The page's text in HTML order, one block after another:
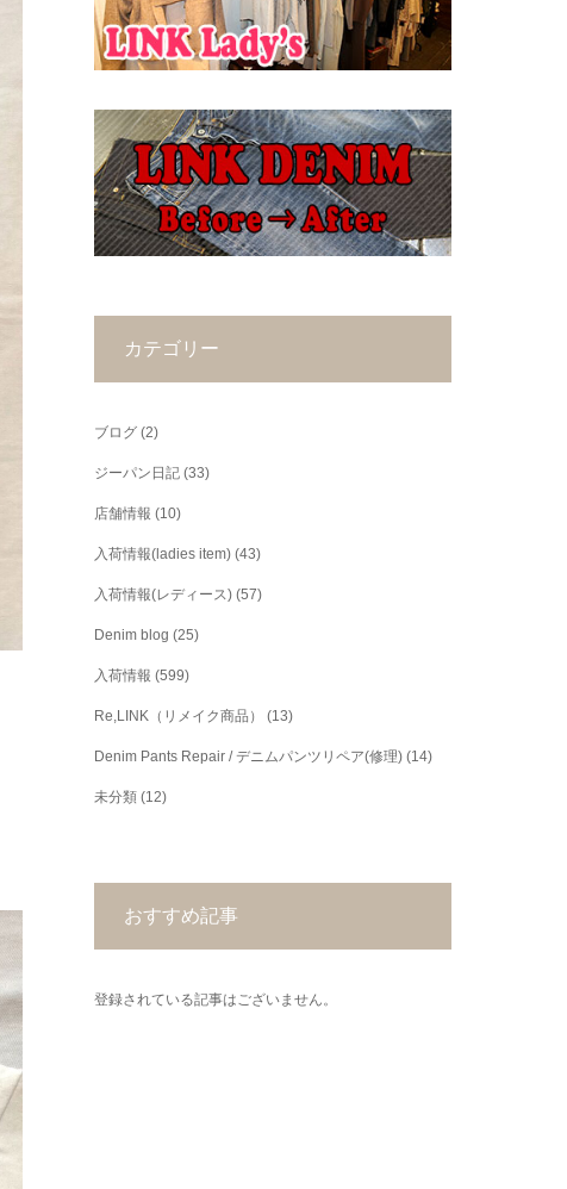
カテゴリー
ブログ (2)
ジーパン日記 (33)
店舗情報 (10)
入荷情報(ladies item) (43)
入荷情報(レディース) (57)
Denim blog (25)
入荷情報 (599)
Re,LINK（リメイク商品） (13)
Denim Pants Repair / デニムパンツリペア(修理) (14)
未分類 (12)
おすすめ記事
登録されている記事はございません。